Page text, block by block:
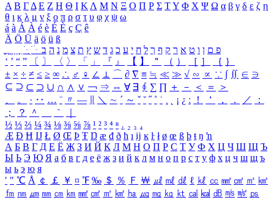
Α Β ΓΔ Ε Ζ Η Θ Ι ΚΛ Μ Ν Ξ Ο Π Ρ Σ ΤΥ Φ Χ Ψ Ω α β γ δ ε ζ η
θ ι κ λ μ ν ξ ο π ρ σ τ υ φ χ ψ ω
á à Á À é è É È ç Ç ê
Ä Ö Ü ä ö ü ß
ִֶֹ ֻּ ׁׂ פ ם ן ו ט א ר ק ף ך ל ח י ע כ ג ד ש ץ ת צ מ נ ה ב
‘ ’ “ ” 〔 〕 〈 〉 「 」 『 』 【 】 ＂ （ ） ［ ］ ｛ ｝
± × ÷ ≠ ≤ ≥ ∞ ∴ ♂ ♀ ∠ ⊥ ⌒ ∂ ∇ ≡ ≒ ≪ ≫ √ ∽ ∝ ∵ ∫ ∬ ∈ ∋
⊆ ⊇ ⊂ ⊃ ∪ ∩ ∧ ∨ ￢ ⇒ ⇔ ∀ ∃ ∮ ∑ ∏ ＋ － ＜ ＝
＞
、
。 · ‥ … ¨ 〃 ― ＼ ∼ ´ ～ ˇ ˘ ˝ ˚ ˙ ¸ ¡ ¿ ː ！ ＇ ， ． ／
：
；
？ ＾ ｀
½ ⅓ ⅔ ¼ ¾ ⅛ ⅜ ⅝ ⅞ ¹ ² ³ ⁴ ⁿ ₁ ₂ ₃ ₄
Æ Ð Ħ Ĳ Ł Ø Œ Þ Ŧ Ŋ æ đ ð ħ ı ĳ ĸ ŀ ł ø œ ß þ ŧ ŋ ŉ
А Б В Г Д Е Ё Ж З И Й К Л М Н О П Р С Т У Ф Х Ц Ч Ш Щ Ъ
Ы Ь Э Ю Я а б в г д е ё ж з и й к л м н о п р с т у ф х ц ч ш щ ъ
ы ь э ю я
′ ″ ℃ Å ￠ ￡ ￥ ¤ ℉ ‰ ＄ ％ Ｆ ￦ ㎕ ㎖ ㎗ ℓ ㎘ ㏄ ㎣ ㎤ ㎥ ㎦
㎙ ㎚ ㎛ ㎜ ㎝ ㎞ ㎟ ㎠ ㎡ ㎢ ㏊ ㎍ ㎎ ㎏ ㏏ ㎈ ㎉ ㏈ ㎧ ㎨ ㎰